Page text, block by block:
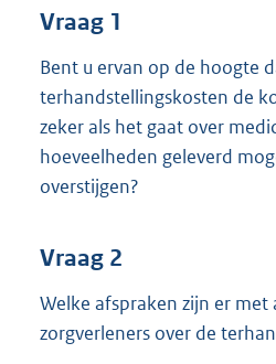
Vraag 1
Bent u ervan op de hoogte
terhandstellingskosten de
zeker als het gaat over
hoeveelheden geleverd
overstijgen?
Vraag 2
Welke afspraken zijn er
zorgverleners over de